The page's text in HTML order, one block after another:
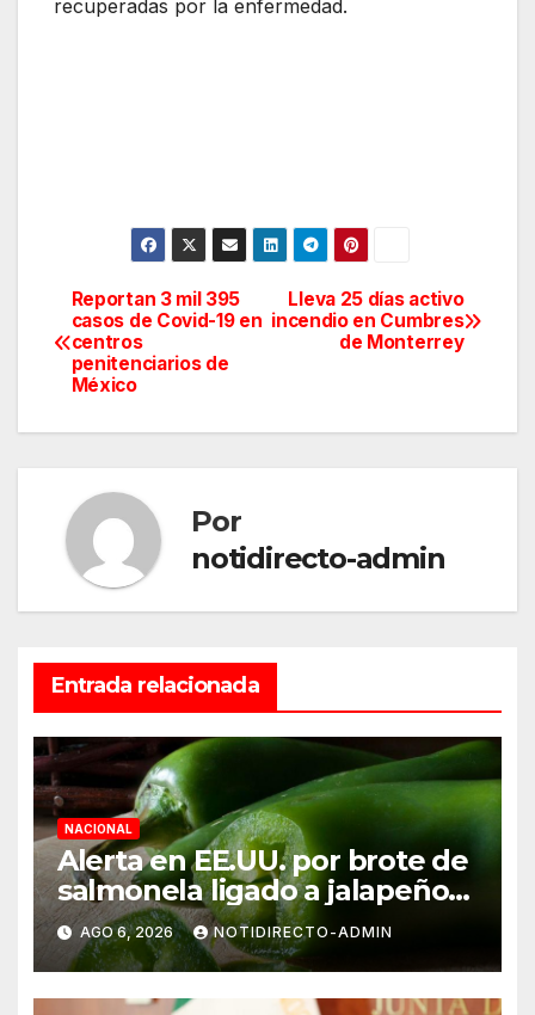
recuperadas por la enfermedad.
Navegación
de
Lleva 25 días activo
incendio en Cumbres
de Monterrey
Reportan 3 mil 395
casos de Covid-19 en
centros
penitenciarios de
México
Por
notidirecto-admin
Entrada relacionada
NACIONAL
Alerta en EE.UU. por brote de
salmonela ligado a jalapeños
mexicanos; reportan 345
casos
AGO 6, 2026 NOTIDIRECTO-ADMIN